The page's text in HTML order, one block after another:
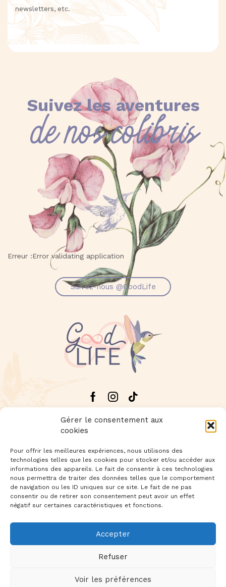
Gérer le consentement aux
cookies
Pour offrir les meilleures expériences, nous utilisons des
technologies telles que les cookies pour stocker et/ou accéder aux
informations des appareils. Le fait de consentir à ces technologies
nous permettra de traiter des données telles que le comportement
de navigation ou les ID uniques sur ce site. Le fait de ne pas
consentir ou de retirer son consentement peut avoir un effet
négatif sur certaines caractéristiques et fonctions.
Accepter
Refuser
Voir les préférences
newsletters, etc.
Suivez les aventures
de nos colibris
Erreur :Error validating application
Suivez-nous @GoodLife
Facebook
Instagram
Tik-
tok
Livraison offerte dès 60€ d'achat
Newsletter: Inscrivez-vous à notre newsletter
Foire aux questions Précautions d’usage